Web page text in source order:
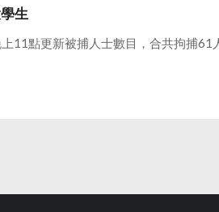
生
11點更新被捕人士數目，合共拘捕61